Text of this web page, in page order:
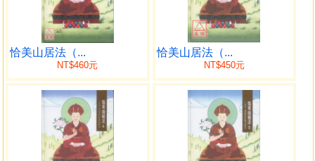
595藏頁，是噶舉派不共的教言，也是大圓滿不共的無上教
法。此書匯集了一百多部有關閉關實修的典籍精華，經過恰
美仁波切的講述編纂成為五十三章的《山居掩關親誡》，簡
稱《山居法》，為感念恰美仁波切對後世弟子的恩德，因此
也稱為《恰美山居法》。
恰美仁波切生於十七世紀，是一位密咒乘成就者之子，
他以十三年的時間，作大悲觀世音菩薩的實修，親見本尊，
再以七年的時間作灌頂跟典籍的口傳，利益眾生。恰美仁波
切融合寧瑪派與噶舉派的法源，獲得大手印、大圓滿本質的
恰美山居法（...
NT$460元
恰美山居法（...
NT$450元